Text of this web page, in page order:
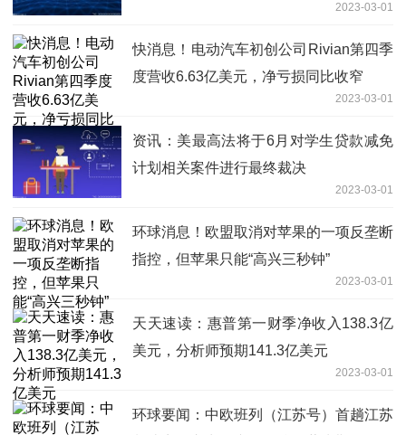
2023-03-01
快消息！电动汽车初创公司Rivian第四季
度营收6.63亿美元，净亏损同比收窄
2023-03-01
资讯：美最高法将于6月对学生贷款减免
计划相关案件进行最终裁决
2023-03-01
环球消息！欧盟取消对苹果的一项反垄断
指控，但苹果只能“高兴三秒钟”
2023-03-01
天天速读：惠普第一财季净收入138.3亿
美元，分析师预期141.3亿美元
2023-03-01
环球要闻：中欧班列（江苏号）首趟江苏